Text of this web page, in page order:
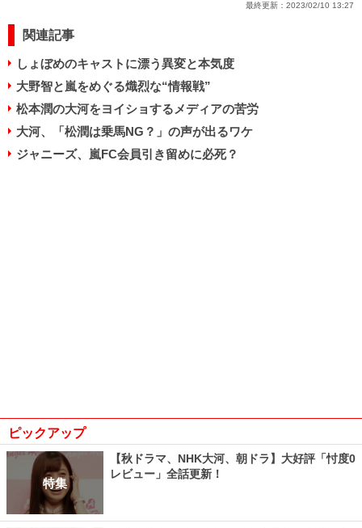
最終更新： 2023/02/10 13:27
関連記事
しょぼめのキャストに漂う異変と本気度
大野智と嵐をめぐる熾烈な“情報戦”
松本潤の大河をヨイショするメディアの苦労
大河、「松潤は乗馬NG？」の声が出るワケ
ジャニーズ、嵐FC会員引き留めに必死？
ピックアップ
特集
【秋ドラマ、NHK大河、朝ドラ】大好評「忖度0
レビュー」全話更新！